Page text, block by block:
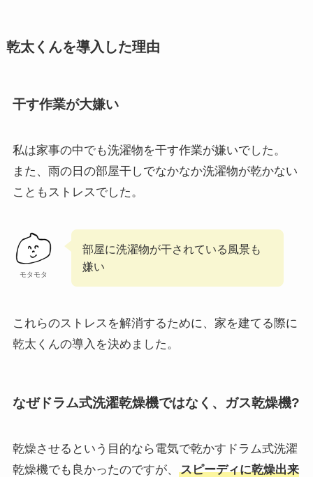
乾太くんを導入した理由
干す作業が大嫌い
私は家事の中でも洗濯物を干す作業が嫌いでした。
また、雨の日の部屋干しでなかなか洗濯物が乾かない
こともストレスでした。
モタモタ
部屋に洗濯物が干されている風景も
嫌い
これらのストレスを解消するために、家を建てる際に
乾太くんの導入を決めました。
なぜドラム式洗濯乾燥機ではなく、ガス乾燥機?
乾燥させるという目的なら電気で乾かすドラム式洗濯
乾燥機でも良かったのですが、
スピーディに乾燥出来